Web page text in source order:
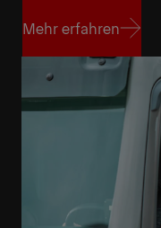
Mehr erfahren
Mehr erfahren